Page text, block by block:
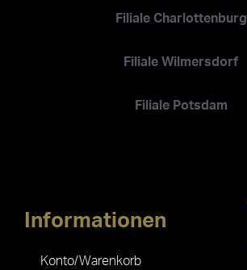
Filiale Charlottenburg
Filiale Wilmersdorf
Filiale Potsdam
Informationen
Konto/Warenkorb